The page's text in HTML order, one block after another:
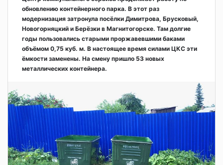
обновлению контейнерного парка. В этот раз
модернизация затронула посёлки Димитрова, Брусковый,
Новогорняцкий и Берёзки в Магнитогорске. Там долгие
годы пользовались старыми проржавевшими баками
объёмом 0,75 куб. м. В настоящее время силами ЦКС эти
ёмкости заменены. На смену пришло 53 новых
металлических контейнера.